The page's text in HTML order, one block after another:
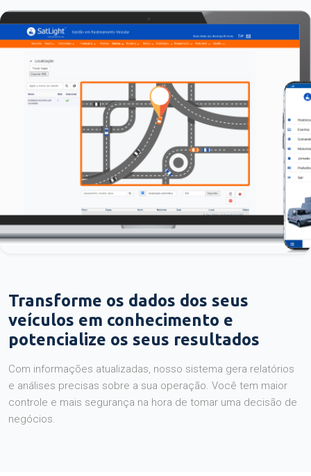
Transforme os dados dos seus
veículos em conhecimento e
potencialize os seus resultados
Com informações atualizadas, nosso sistema gera relatórios
e análises precisas sobre a sua operação. Você tem maior
controle e mais segurança na hora de tomar uma decisão de
negócios.